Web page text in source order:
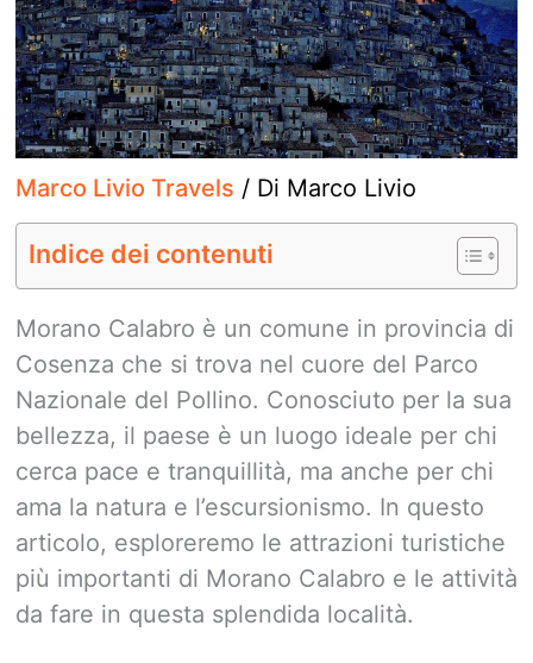
Marco Livio Travels / Di Marco Livio
Indice dei contenuti
Morano Calabro è un comune in provincia di
Cosenza che si trova nel cuore del Parco
Nazionale del Pollino. Conosciuto per la sua
bellezza, il paese è un luogo ideale per chi
cerca pace e tranquillità, ma anche per chi
ama la natura e l’escursionismo. In questo
articolo, esploreremo le attrazioni turistiche
più importanti di Morano Calabro e le attività
da fare in questa splendida località.